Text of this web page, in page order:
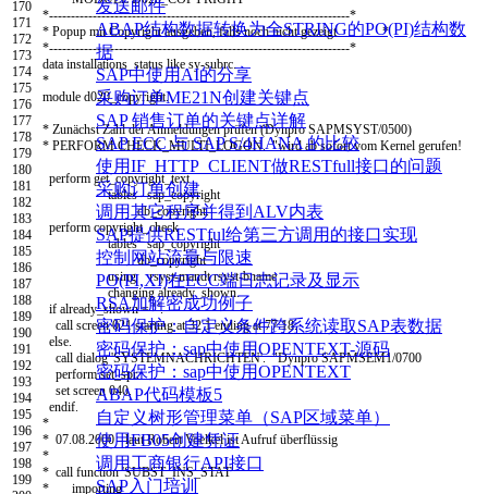
170
171
172
173
174
175
176
177
178
179
180
181
182
183
184
185
186
187
188
189
190
191
192
193
194
195
196
197
198
199
*---------------------------------------------------------------------*
* Popup mit Copyright ausgeben, falls noch nicht gezeigt *
*---------------------------------------------------------------------*
data installations status like sy-subrc
*
module d020_copyright.
* Zunächst Zahl der Anmeldungen prüfen (Dynpro SAPMSYST/0500)
* PERFORM CHECK_MULTI_LOGON. "wird ab sofort vom Kernel gerufen!
perform get_copyright_text
tables
sap_copyright
db_copyright.
perform copyright_check
tables
sap_copyright
db_copyright
using
rsyst-mandt rsyst-bname
changing already_shown.
if already_shown = ' '.
call screen 021 starting at 32 1 ending at 77 18.
else
call dialog 'SYSTEMNACHRICHTEN'. "Dynpro SAPMSEM1/0700
perform set_spr.
set screen 040.
endif
*
* 07.08.2000 - laut Robert Voelkel ist Aufruf überflüssig
*
* call function 'SUBST_INS_STAT'
* importing
发送邮件
ABAP结构数据转换为全STRING的PO(PI)结构数
据
SAP中使用AI的分享
采购订单ME21N创建关键点
SAP 销售订单的关键点详解
SAP ECC 与 SAP S/4HANA 的比较
使用IF_HTTP_CLIENT做RESTfull接口的问题
采购订单创建
调用其它程序并得到ALV内表
SAP提供RESTful给第三方调用的接口实现
控制网站流量与限速
PO(PI,XI)在ECC端日志记录及显示
RSA加解密成功例子
密码保护：自定义条件跨系统读取SAP表数据
密码保护：sap中使用OPENTEXT-源码
密码保护：sap中使用OPENTEXT
ABAP代码模板5
自定义树形管理菜单（SAP区域菜单）
使用FB05创建凭证
调用工商银行API接口
SAP入门培训